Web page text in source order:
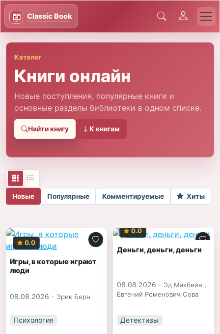
Каталог
Книги онлайн
Новые поступления, популярные книги и
основные разделы библиотеки в одном списке.
Найти книгу К книгам
Новые Популярные Комментируемые Хиты
0.0
Игры, в которые играют
люди
08.08.2026 - Эрик Берн
Психология
0.0
Деньги, деньги, деньги
08.08.2026 - Эд Макбейн ,
Евгений Роменович Сова
Детективы